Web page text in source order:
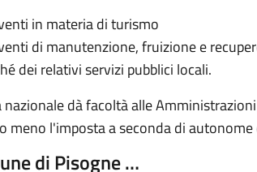
in materia di turismo
di manutenzione, fruizione e
dei relativi servizi pubblici locali.
nazionale dà facoltà alle
meno l'imposta a seconda di
di Pisogne …